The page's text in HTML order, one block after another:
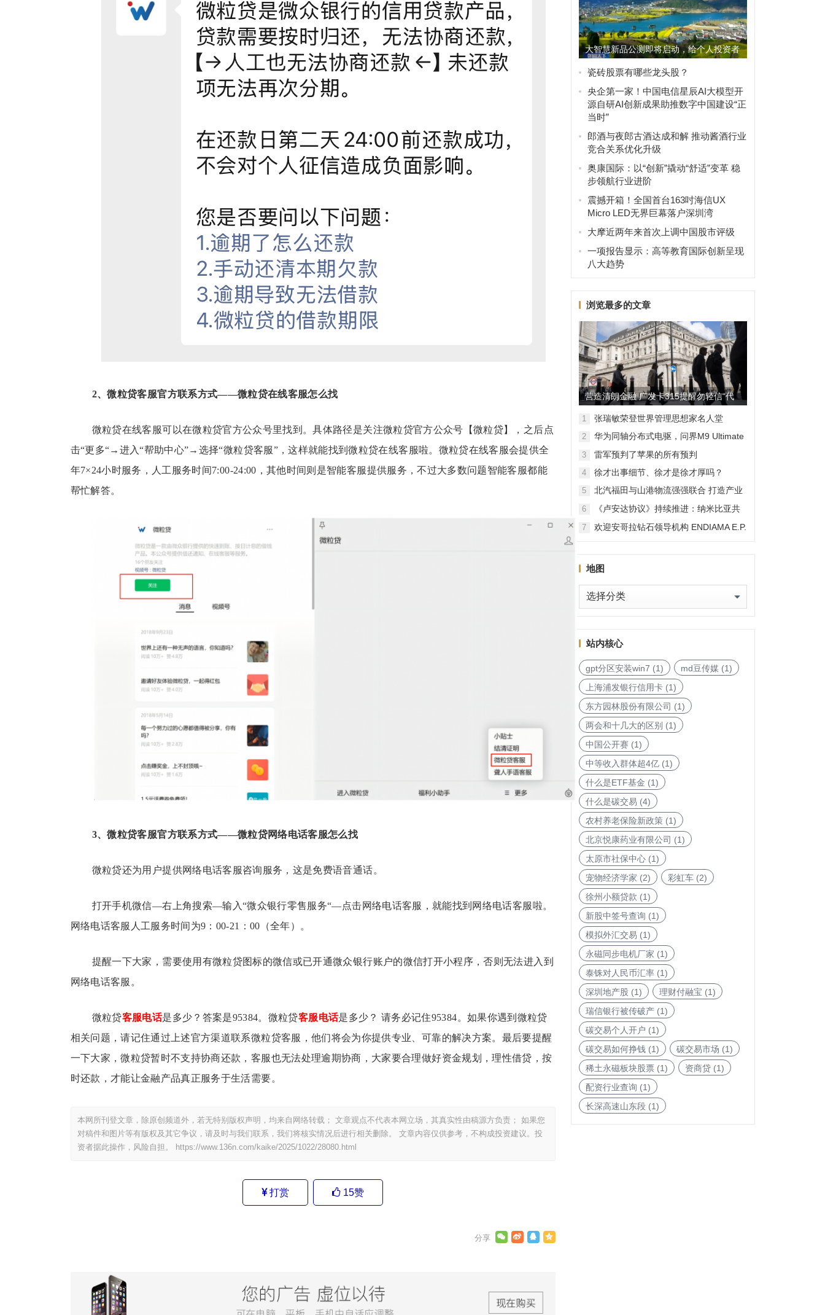
2、微粒贷客服官方联系方式——微粒贷在线客服怎么找
微粒贷在线客服可以在微粒贷官方公众号里找到。具体路径是关注微粒贷官方公众号【微粒贷】，之后点
击“更多“→进入“帮助中心”→选择“微粒贷客服”，这样就能找到微粒贷在线客服啦。微粒贷在线客服会提供全
年7×24小时服务，人工服务时间7:00-24:00，其他时间则是智能客服提供服务，不过大多数问题智能客服都能
帮忙解答。
3、微粒贷客服官方联系方式——微粒贷网络电话客服怎么找
微粒贷还为用户提供网络电话客服咨询服务，这是免费语音通话。
打开手机微信—右上角搜索—输入“微众银行零售服务“—点击网络电话客服，就能找到网络电话客服啦。
网络电话客服人工服务时间为9：00-21：00（全年）。
提醒一下大家，需要使用有微粒贷图标的微信或已开通微众银行账户的微信打开小程序，否则无法进入到
网络电话客服。
微粒贷客服电话是多少？答案是95384。微粒贷客服电话是多少？ 请务必记住95384。如果你遇到微粒贷
相关问题，请记住通过上述官方渠道联系微粒贷客服，他们将会为你提供专业、可靠的解决方案。最后要提醒
一下大家，微粒贷暂时不支持协商还款，客服也无法处理逾期协商，大家要合理做好资金规划，理性借贷，按
时还款，才能让金融产品真正服务于生活需要。
本网所刊登文章，除原创频道外，若无特别版权声明，均来自网络转载； 文章观点不代表本网立场，其真实性由稿源方负责； 如果您
对稿件和图片等有版权及其它争议，请及时与我们联系，我们将核实情况后进行相关删除。 文章内容仅供参考，不构成投资建议。投
资者据此操作，风险自担。
https://www.136n.com/kaike/2025/1022/28080.html
打赏 15赞
大智慧新品公测即将启动，给个人投资者
带来超越机构的体验
瓷砖股票有哪些龙头股？
央企第一家！中国电信星辰AI大模型开
源自研AI创新成果助推数字中国建设“正
当时”
郎酒与夜郎古酒达成和解 推动酱酒行业
竞合关系优化升级
奥康国际：以“创新”撬动“舒适”变革 稳
步领航行业进阶
震撼开箱！全国首台163吋海信UX
Micro LED无界巨幕落户深圳湾
大摩近两年来首次上调中国股市评级
一项报告显示：高等教育国际创新呈现
八大趋势
浏览最多的文章
营造清朗金融 广发卡315提醒勿轻信“代
理维权”
1 张瑞敏荣登世界管理思想家名人堂
2
华为同轴分布式电驱，问界M9 Ultimate
背后的“车轮思想者”
3 雷军预判了苹果的所有预判
4 徐才出事细节、徐才是徐才厚吗？
5
北汽福田与山港物流强强联合 打造产业
融合新范本
6
《卢安达协议》持续推进：纳米比亚共
和国加入，印度宝石与珠宝出口促进委
员会与迪拜多种商品交易中心启动加入
7
欢迎安哥拉钻石领导机构 ENDIAMA E.P.
地图
地
图
站内核心
gpt分区安装win7 (1) md豆传媒(1)
上海浦发银行信用卡(1)
东方园林股份有限公司 (1)
两会和十几大的区别 (1)
中国公开赛(1)
中等收入群体超4亿(1)
什么是ETF基金 (1)
什么是碳交易 (4)
农村养老保险新政策(1)
北京悦康药业有限公司 (1)
太原市社保中心(1)
宠物经济学家 (2) 彩虹车(2)
徐州小额贷款 (1)
新股中签号查询 (1)
模拟外汇交易 (1)
永磁同步电机厂家 (1)
泰铢对人民币汇率(1)
深圳地产股 (1) 理财付融宝 (1)
瑞信银行被传破产(1)
碳交易个人开户 (1)
碳交易如何挣钱(1) 碳交易市场 (1)
稀土永磁板块股票(1) 资商贷(1)
配资行业查询 (1)
长深高速山东段(1)